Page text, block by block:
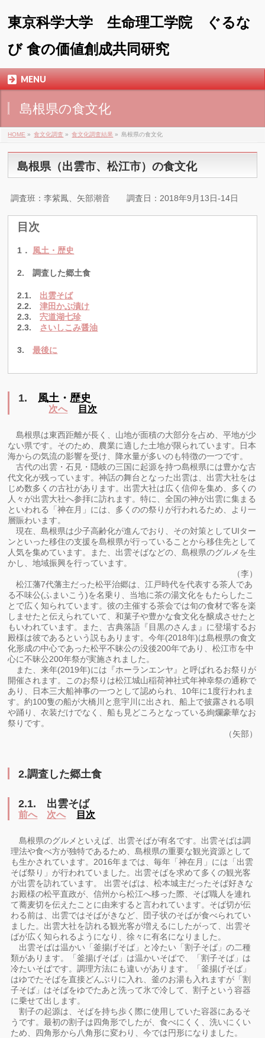
東京科学大学 生命理工学院 ぐるな
び 食の価値創成共同研究
MENU
島根県の食文化
HOME » 食文化調査 » 食文化調査結果 » 島根県の食文化
島根県（出雲市、松江市）の食文化
調査班：李紫鳳、矢部潮音 調査日：2018年9月13日-14日
目次
1． 風土・歴史
2. 調査した郷土食
2.1. 出雲そば
2.2.津田かぶ漬け
2.3.宍道湖七珍
2.3. さいしこみ醤油
3.最後に
1. 風土・歴史
次へ 目次
島根県は東西距離が長く、山地が面積の大部分を占め、平地が少
ない県です。そのため、農業に適した土地が限られています。日本
海からの気流の影響を受け、降水量が多いのも特徴の一つです。
古代の出雲・石見・隠岐の三国に起源を持つ島根県には豊かな古
代文化が残っています。神話の舞台となった出雲は、出雲大社をは
じめ数多くの古社があります。出雲大社は広く信仰を集め、多くの
人々が出雲大社へ参拝に訪れます。特に、全国の神が出雲に集まる
といわれる「神在月」には、多くのの祭りが行われるため、より一
層賑わいます。
現在、島根県は少子高齢化が進んでおり、その対策としてUIター
ンといった移住の支援を島根県が行っていることから移住先として
人気を集めています。また、出雲そばなどの、島根県のグルメを生
かし、地域振興を行っています。
（李）
松江藩7代藩主だった松平治郷は、江戸時代を代表する茶人であ
る不味公(ふまいこう)を名乗り、当地に茶の湯文化をもたらしたこ
とで広く知られています。彼の主催する茶会では旬の食材で客を楽
しませたと伝えられていて、和菓子や豊かな食文化を醸成させたと
もいわれています。また、古典落語『目黒のさんま』に登場するお
殿様は彼であるという説もあります。今年(2018年)は島根県の食文
化形成の中心であった松平不昧公の没後200年であり、松江市を中
心に不昧公200年祭が実施されました。
また、来年(2019年)には『ホーランエンヤ』と呼ばれるお祭りが
開催されます。このお祭りは松江城山稲荷神社式年神幸祭の通称で
あり、日本三大船神事の一つとして認められ、10年に1度行われま
す。約100隻の船が大橋川と意宇川に出され、船上で披露される唄
や踊り、衣装だけでなく、船も見どころとなっている絢爛豪華なお
祭りです。
（矢部）
2.調査した郷土食
2.1. 出雲そば
前へ 次へ 目次
島根県のグルメといえば、出雲そばが有名です。出雲そばは調
理法や食べ方が独特であるため、島根県の重要な観光資源として
も生かされています。2016年までは、毎年「神在月」には「出雲
そば祭り」が行われていました。出雲そばを求めて多くの観光客
が出雲を訪れています。 出雲そばは、松本城主だったそば好きな
お殿様の松平直政が、信州から松江へ移った際、そば職人を連れ
て蕎麦切を伝えたことに由来すると言われています。そば切が伝
わる前は、出雲ではそばがきなど、団子状のそばが食べられてい
ました。出雲大社を訪れる観光客が増えるにしたがって、出雲そ
ばが広く知られるようになり、徐々に有名になりました。
出雲そばは温かい「釜揚げそば」と冷たい「割子そば」の二種
類があります。「釜揚げそば」は温かいそばで、「割子そば」は
冷たいそばです。調理方法にも違いがあります。「釜揚げそば」
はゆでたそばを直接どんぶりに入れ、釜のお湯も入れますが「割
子そば」はそばをゆでたあと洗って氷で冷して、割子という容器
に乗せて出します。
割子の起源は、そばを持ち歩く際に使用していた容器にあるそ
うです。最初の割子は四角形でしたが、食べにくく、洗いにくい
ため、四角形から八角形に変わり、今では円形になりました。